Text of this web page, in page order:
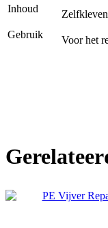
Inhoud
Gebruik
Voor het